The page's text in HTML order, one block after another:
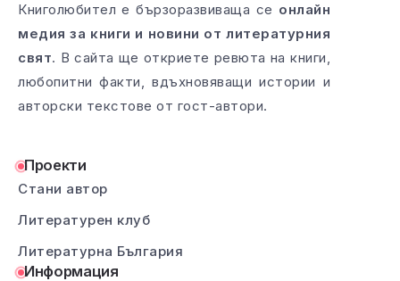
Книголюбител е бързоразвиваща се онлайн
медия за книги и новини от литературния
свят. В сайта ще откриете ревюта на книги,
любопитни факти, вдъхновяващи истории и
авторски текстове от гост-автори.
Проекти
Стани автор
Литературен клуб
Литературна България
Информация